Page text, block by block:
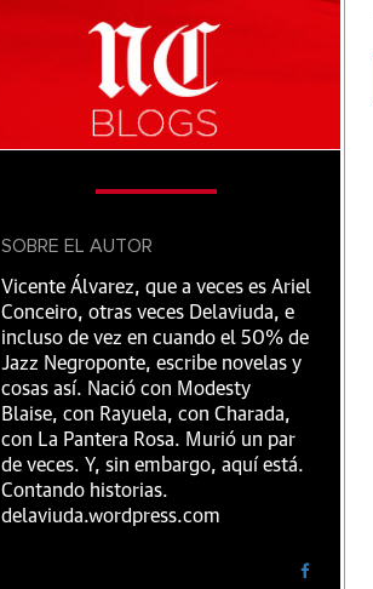
SOBRE EL AUTOR
Vicente Álvarez, que a veces es Ariel
Conceiro, otras veces Delaviuda, e
incluso de vez en cuando el 50% de
Jazz Negroponte, escribe novelas y
cosas así. Nació con Modesty
Blaise, con Rayuela, con Charada,
con La Pantera Rosa. Murió un par
de veces. Y, sin embargo, aquí está.
Contando historias.
delaviuda.wordpress.com